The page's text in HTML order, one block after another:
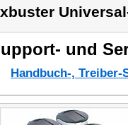
und
Handbuch-,